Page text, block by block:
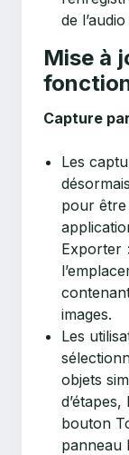
de
Mise à
Capture
Les
pour être
Exporter
images.
Les
objets
bouton
panneau